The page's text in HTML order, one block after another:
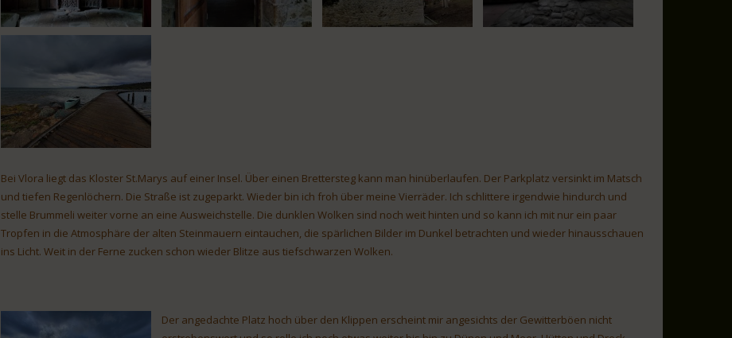
Bei Vlora liegt das Kloster St.Marys auf einer Insel. Über einen Brettersteg kann man hinüberlaufen. Der Parkplatz versinkt im Matsch
und tiefen Regenlöchern. Die Straße ist zugeparkt. Wieder bin ich froh über meine Vierräder. Ich schlittere irgendwie hindurch und
stelle Brummeli weiter vorne an eine Ausweichstelle. Die dunklen Wolken sind noch weit hinten und so kann ich mit nur ein paar
Tropfen in die Atmosphäre der alten Steinmauern eintauchen, die spärlichen Bilder im Dunkel betrachten und wieder hinausschauen
ins Licht. Weit in der Ferne zucken schon wieder Blitze aus tiefschwarzen Wolken.
Der angedachte Platz hoch über den Klippen erscheint mir angesichts der Gewitterböen nicht